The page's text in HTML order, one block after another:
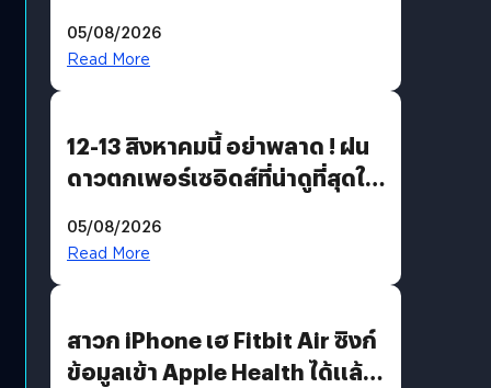
05/08/2026
Read More
12-13 สิงหาคมนี้ อย่าพลาด ! ฝน
ดาวตกเพอร์เซอิดส์ที่น่าดูที่สุดใน
05/08/2026
Read More
สาวก iPhone เฮ Fitbit Air ซิงก์
ข้อมูลเข้า Apple Health ได้แล้ว